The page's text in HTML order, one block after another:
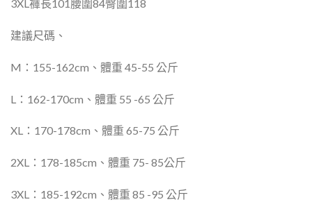
3XL褲長101腰圍84臀圍118
建議尺碼、
M：155-162cm、體重 45-55 公斤
L：162-170cm、體重 55 -65 公斤
XL：170-178cm、體重 65-75 公斤
2XL：178-185cm、體重 75- 85公斤
3XL：185-192cm、體重 85 -95 公斤